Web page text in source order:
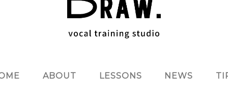
ABOUT LESSONS NEWS